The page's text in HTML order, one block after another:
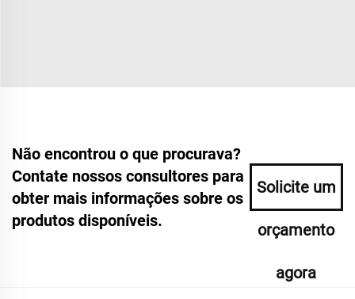
Não encontrou o que procurava?
Contate nossos consultores para
obter mais informações sobre os
produtos disponíveis.
Solicite um
orçamento
agora